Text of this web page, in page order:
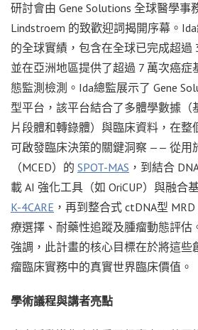
研討會由 Gene Solutions 全球醫學事
Lindstroem 的致歡迎詞揭開序幕。
的全球實績，包含在全球已完成超過
並在亞洲地區提供了超過 7 萬次癌症
態監測檢測。Ida總監展示了 Gene
型平台，該平台結合了多體學數據（
片段體和轉錄體）與臨床資料，在整
可啟發臨床決策的關鍵洞察 —— 從用
（MCED）的 SPOT-MAS ，到結合
載 AI 強化工具（如 OriCUP）與融合
K-4CARE ，再到整合式 ctDNA型
療選擇、耐藥性追蹤及腫瘤動態評估
強調，此計畫的核心目標在於將這些
瘤臨床實務中的真實世界臨床價值。
學術議程與講者亮點